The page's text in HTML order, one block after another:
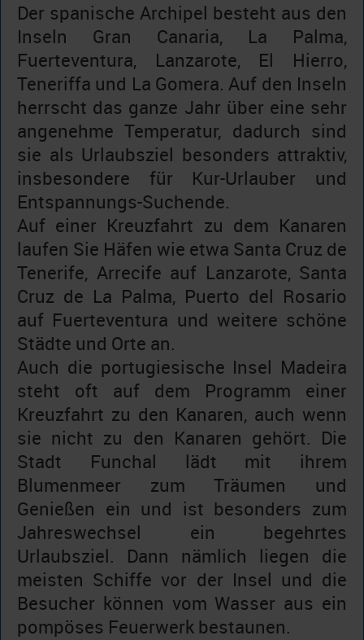
Der spanische Archipel besteht aus den
Inseln Gran Canaria, La Palma,
Fuerteventura, Lanzarote, El Hierro,
Teneriffa und La Gomera. Auf den Inseln
herrscht das ganze Jahr über eine sehr
angenehme Temperatur, dadurch sind
sie als Urlaubsziel besonders attraktiv,
insbesondere für Kur-Urlauber und
Entspannungs-Suchende.
Auf einer Kreuzfahrt zu dem Kanaren
laufen Sie Häfen wie etwa Santa Cruz de
Tenerife, Arrecife auf Lanzarote, Santa
Cruz de La Palma, Puerto del Rosario
auf Fuerteventura und weitere schöne
Städte und Orte an.
Auch die portugiesische Insel Madeira
steht oft auf dem Programm einer
Kreuzfahrt zu den Kanaren, auch wenn
sie nicht zu den Kanaren gehört. Die
Stadt Funchal lädt mit ihrem
Blumenmeer zum Träumen und
Genießen ein und ist besonders zum
Jahreswechsel ein begehrtes
Urlaubsziel. Dann nämlich liegen die
meisten Schiffe vor der Insel und die
Besucher können vom Wasser aus ein
pompöses Feuerwerk bestaunen.